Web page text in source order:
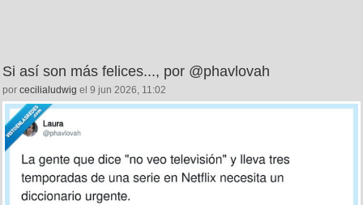
Si así son más felices..., por @phavlovah
por cecilialudwig el 9 jun 2026, 11:02